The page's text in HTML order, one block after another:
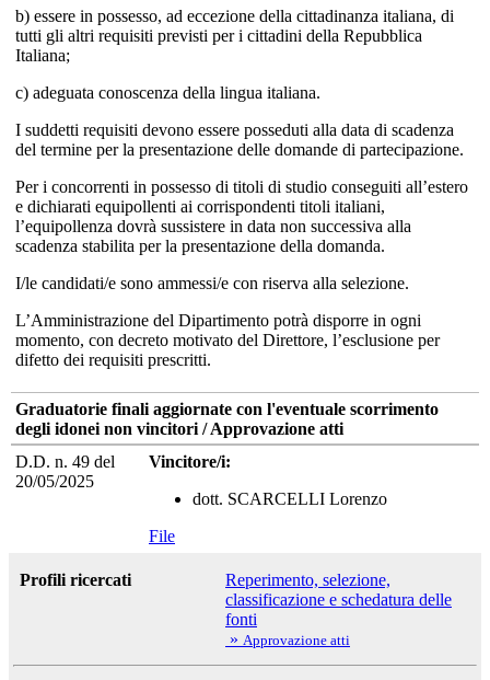
b) essere in possesso, ad eccezione della cittadinanza italiana, di
tutti gli altri requisiti previsti per i cittadini della Repubblica
Italiana;
c) adeguata conoscenza della lingua italiana.
I suddetti requisiti devono essere posseduti alla data di scadenza
del termine per la presentazione delle domande di partecipazione.
Per i concorrenti in possesso di titoli di studio conseguiti all’estero
e dichiarati equipollenti ai corrispondenti titoli italiani,
l’equipollenza dovrà sussistere in data non successiva alla
scadenza stabilita per la presentazione della domanda.
I/le candidati/e sono ammessi/e con riserva alla selezione.
L’Amministrazione del Dipartimento potrà disporre in ogni
momento, con decreto motivato del Direttore, l’esclusione per
difetto dei requisiti prescritti.
Graduatorie finali aggiornate con l'eventuale scorrimento
degli idonei non vincitori / Approvazione atti
D.D. n. 49 del
20/05/2025
Vincitore/i:
dott. SCARCELLI Lorenzo
File
Profili ricercati
Reperimento, selezione,
classificazione e schedatura delle
fonti
» Approvazione atti